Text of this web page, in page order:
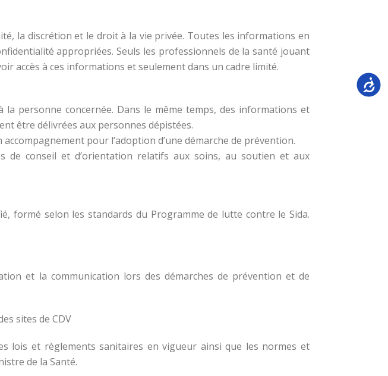
la discrétion et le droit à la vie privée. Toutes les informations en
appropriées. Seuls les professionnels de la santé jouant
accès à ces informations et seulement dans un cadre limité.
personne concernée. Dans le même temps, des informations et
être délivrées aux personnes dépistées.
pour l’adoption d’une démarche de prévention.
de conseil et d’orientation relatifs aux soins, au soutien et aux
formé selon les standards du Programme de lutte contre le Sida.
et la communication lors des démarches de prévention et de
sites de CDV
lois et règlements sanitaires en vigueur ainsi que les normes et
de la Santé.